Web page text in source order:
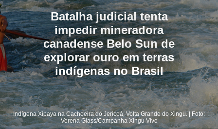
Batalha judicial tenta
impedir mineradora
canadense Belo Sun de
explorar ouro em terras
indígenas no Brasil
Indígena Xipaya na Cachoeira do Jericoá, Volta Grande do Xingu. | Foto:
Verena Glass/Campanha Xingu Vivo